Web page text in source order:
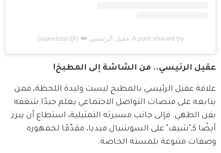
A post shared by عقيل الرئيسي 👑 (@aqeelstar)
عقيل الرئيسي.. من الشاشة إلى المطبخ!
علاقة عقيل الرئيسي بالمطبخ ليست وليدة اللحظة، فمن
يتابعه على منصات التواصل الاجتماعي يعلم جيدًا شغفه
بفن الطهي. فإلى جانب مسيرته التمثيلية، استطاع أن يبرز
أيضًا كـ"شيف" على السوشيال ميديا، مقدّمًا لجمهوره
وصفات متنوعة بلمسته الخاصة.